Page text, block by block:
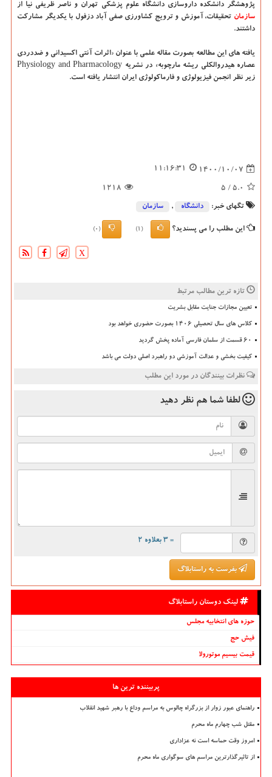
پژوهشگر دانشکده داروسازی دانشگاه علوم پزشکی تهران و ناصر ظریفی نیا از
سازمان تحقیقات، آموزش و ترویج کشاورزی صفی آباد دزفول با یکدیگر مشارکت
داشتند.
یافته های این مطالعه بصورت مقاله علمی با عنوان «اثرات آنتی اکسیدانی و ضددردی
عصاره هیدروالکلی ریشه مارچوبه» در نشریه Physiology and Pharmacology
زیر نظر انجمن فیزیولوژی و فارماکولوژی ایران انتشار یافته است.
1400/10/07
11:16:31
5.0
/ 5
1218
تگهای خبر: دانشگاه‌ , سازمان
این مطلب را می پسندید؟ (1)
(0)
X
تازه ترین مطالب مرتبط
تعیین مجازات جنایت مقابل بشریت
کلاس های سال تحصیلی ۱۴۰۶ بصورت حضوری خواهد بود
۶۰ قسمت از سلمان فارسی آماده پخش گردید
کیفیت بخشی و عدالت آموزشی دو راهبرد اصلی دولت می باشد
نظرات بینندگان در مورد این مطلب
لطفا شما هم نظر دهید
= ۳ بعلاوه ۲
بفرست به راستابلاگ
لینک دوستان راستابلاگ
حوزه های انتخابیه مجلس
فیش حج
قیمت بیسیم موتورولا
پربیننده ترین ها
راهنمای عبور زوار از بزرگراه چالوس به مراسم وداع با رهبر شهید انقلاب
مقتل شب چهارم ماه محرم
امروز وقت حماسه است نه عزاداری
از تاثیرگذارترین مراسم های سوگواری ماه محرم